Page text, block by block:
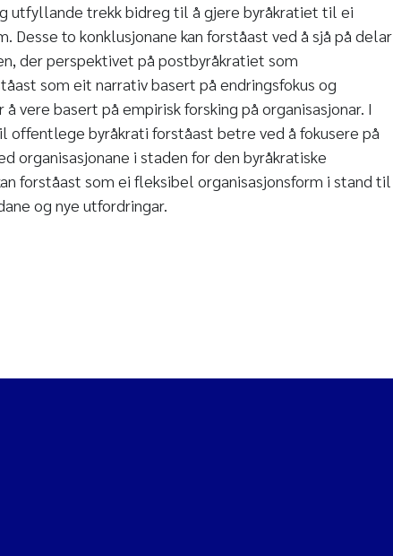
utfyllande trekk bidreg til å gjere byråkratiet til ei
Desse to konklusjonane kan forståast ved å sjå på delar
der perspektivet på postbyråkratiet som
som eit narrativ basert på endringsfokus og
vere basert på empirisk forsking på organisasjonar. I
offentlege byråkrati forståast betre ved å fokusere på
organisasjonane i staden for den byråkratiske
forståast som ei fleksibel organisasjonsform i stand til
og nye utfordringar.